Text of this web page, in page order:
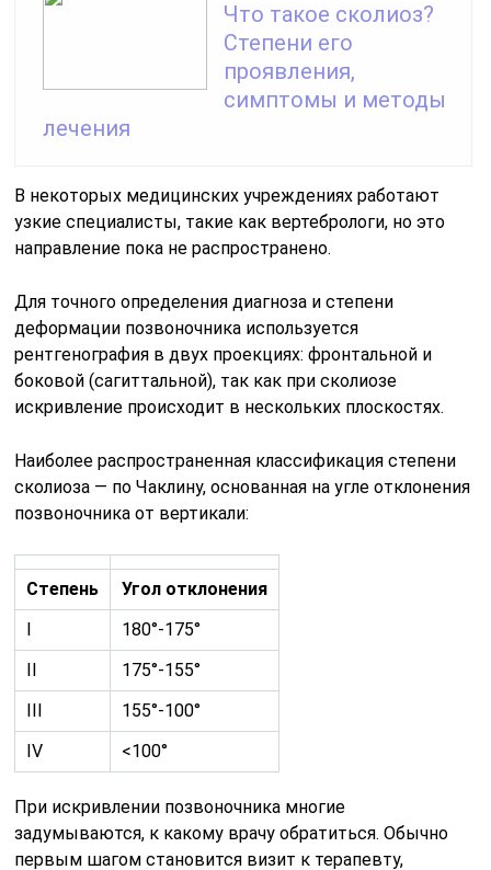
Что такое сколиоз?
Степени его
проявления,
симптомы и методы
лечения
В некоторых медицинских учреждениях работают
узкие специалисты, такие как вертебрологи, но это
направление пока не распространено.
Для точного определения диагноза и степени
деформации позвоночника используется
рентгенография в двух проекциях: фронтальной и
боковой (сагиттальной), так как при сколиозе
искривление происходит в нескольких плоскостях.
Наиболее распространенная классификация степени
сколиоза — по Чаклину, основанная на угле отклонения
позвоночника от вертикали:
Степень
Угол отклонения
180°-175°
175°-155°
155°-100°
IV
<100°
При искривлении позвоночника многие
задумываются, к какому врачу обратиться. Обычно
первым шагом становится визит к терапевту,